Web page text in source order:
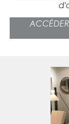
ACCÉDER AUX ANTIQUITÉS ET OBJETS D'ART